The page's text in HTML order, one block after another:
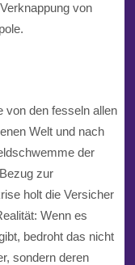
von
von den fesseln allen
Welt und nach
der
zur
holt die Versicher
Wenn es
bedroht das nicht
sondern deren